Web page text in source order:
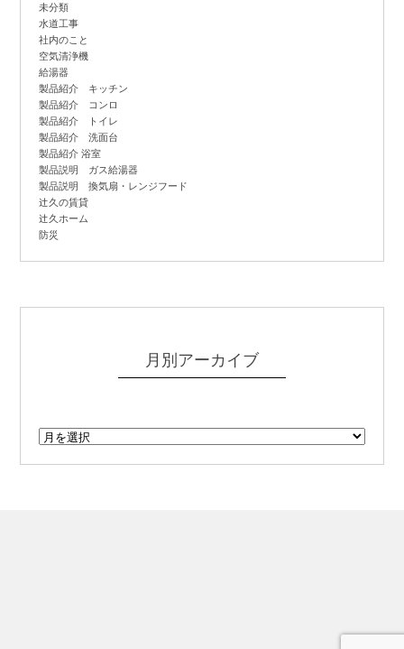
未分類
水道工事
社内のこと
空気清浄機
給湯器
製品紹介 キッチン
製品紹介 コンロ
製品紹介 トイレ
製品紹介 洗面台
製品紹介 浴室
製品説明 ガス給湯器
製品説明 換気扇・レンジフード
辻久の賃貸
辻久ホーム
防災
月別アーカイブ